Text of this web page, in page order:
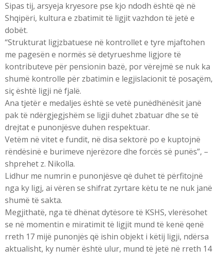
Sipas tij, arsyeja kryesore pse kjo ndodh është që në
Shqipëri, kultura e zbatimit të ligjit vazhdon të jetë e
dobët.
“Strukturat ligjzbatuese në kontrollet e tyre mjaftohen
me pagesën e normës së detyrueshme ligjore të
kontributeve për pensionin bazë, por vërejmë se nuk ka
shumë kontrolle për zbatimin e legjislacionit të posaçëm,
siç është ligji në fjalë.
Ana tjetër e medaljes është se vetë punëdhënësit janë
pak të ndërgjegjshëm se ligji duhet zbatuar dhe se të
drejtat e punonjësve duhen respektuar.
Vetëm në vitet e fundit, në disa sektorë po e kuptojnë
rëndësinë e burimeve njerëzore dhe forcës së punës”, –
shprehet z. Nikolla.
Lidhur me numrin e punonjësve që duhet të përfitojnë
nga ky ligj, ai vëren se shifrat zyrtare këtu te ne nuk janë
shumë të sakta.
Megjithatë, nga të dhënat dytësore të KSHS, vlerësohet
se në momentin e miratimit të ligjit mund të kenë qenë
rreth 17 mijë punonjës që ishin objekt i këtij ligji, ndërsa
aktualisht, ky numër është ulur, mund të jetë në rreth 14